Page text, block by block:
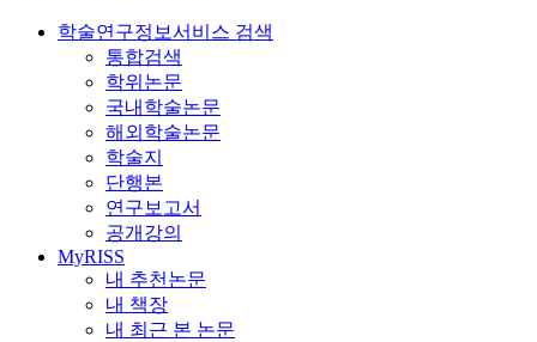
학술연구정보서비스 검색
통합검색
학위논문
국내학술논문
해외학술논문
학술지
단행본
연구보고서
공개강의
MyRISS
내 추천논문
내 책장
내 최근 본 논문